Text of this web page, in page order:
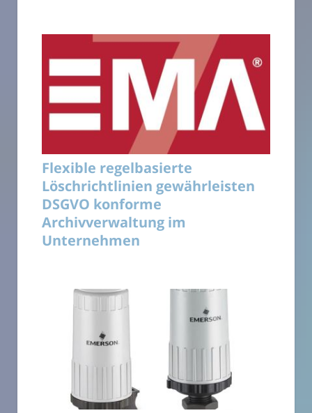
Flexible regelbasierte
Löschrichtlinien gewährleisten
DSGVO konforme
Archivverwaltung im
Unternehmen